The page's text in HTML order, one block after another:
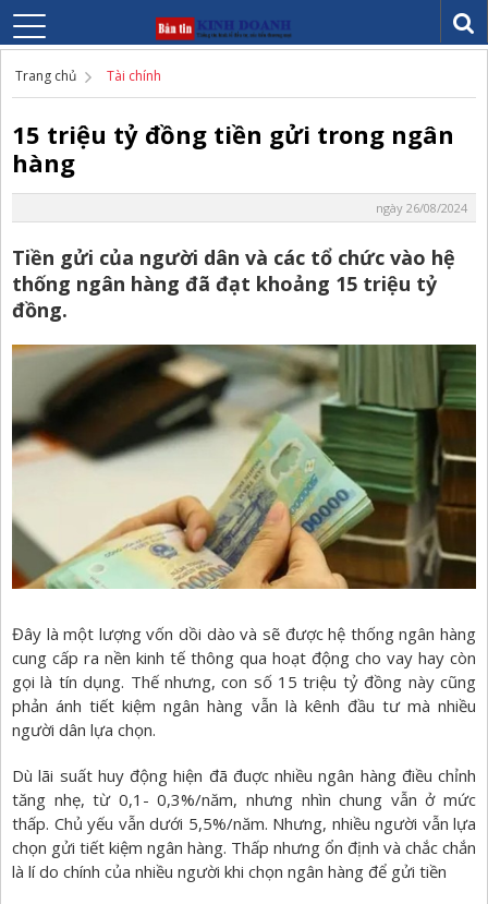
Trang chủ Tài chính
15 triệu tỷ đồng tiền gửi trong ngân
hàng
ngày 26/08/2024
Tiền gửi của người dân và các tổ chức vào hệ
thống ngân hàng đã đạt khoảng 15 triệu tỷ
đồng.
Đây là một lượng vốn dồi dào và sẽ được hệ thống ngân hàng
cung cấp ra nền kinh tế thông qua hoạt động cho vay hay còn
gọi là tín dụng. Thế nhưng, con số 15 triệu tỷ đồng này cũng
phản ánh tiết kiệm ngân hàng vẫn là kênh đầu tư mà nhiều
người dân lựa chọn.
Dù lãi suất huy động hiện đã đuợc nhiều ngân hàng điều chỉnh
tăng nhẹ, từ 0,1- 0,3%/năm, nhưng nhìn chung vẫn ở mức
thấp. Chủ yếu vẫn dưới 5,5%/năm. Nhưng, nhiều người vẫn lựa
chọn gửi tiết kiệm ngân hàng. Thấp nhưng ổn định và chắc chắn
là lí do chính của nhiều người khi chọn ngân hàng để gửi tiền